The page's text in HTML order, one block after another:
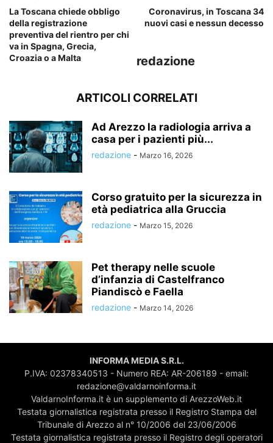
La Toscana chiede obbligo
della registrazione
preventiva del rientro per chi
va in Spagna, Grecia,
Croazia o a Malta
Coronavirus, in Toscana 34
nuovi casi e nessun decesso
redazione
ARTICOLI CORRELATI
Ad Arezzo la radiologia arriva a
casa per i pazienti più...
redazione - Marzo 16, 2026
Corso gratuito per la sicurezza in
età pediatrica alla Gruccia
redazione - Marzo 15, 2026
Pet therapy nelle scuole
d’infanzia di Castelfranco
Piandiscò e Faella
redazione - Marzo 14, 2026
INFORMA MEDIA S.R.L.
P.IVA: 02378340513 - Numero REA: AR-206189 - email:
redazione@valdarnoinforma.it
ValdarnoInforma.it è un supplemento di ArezzoWeb.it
Testata giornalistica registrata presso il Registro Stampa del
Tribunale di Arezzo al n° 10/2006 del 23/06/2006
Testata giornalistica registrata presso il Registro degli operatori